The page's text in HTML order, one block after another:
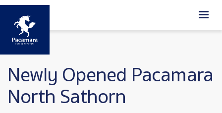
ข้ามไปยังเนื้อหาหลัก
Newly Opened Pacamara
North Sathorn